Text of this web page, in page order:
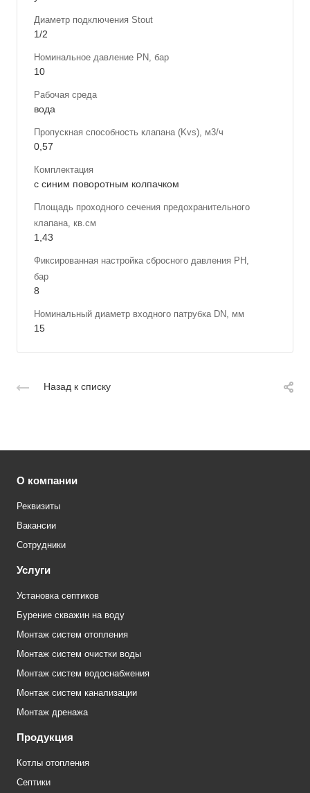
Диаметр подключения Stout
1/2
Номинальное давление PN, бар
10
Рабочая среда
вода
Пропускная способность клапана (Kvs), м3/ч
0,57
Комплектация
с синим поворотным колпачком
Площадь проходного сечения предохранительного
клапана, кв.см
1,43
Фиксированная настройка сбросного давления РН,
бар
8
Номинальный диаметр входного патрубка DN, мм
15
Назад к списку
О компании
Реквизиты
Вакансии
Сотрудники
Услуги
Установка септиков
Бурение скважин на воду
Монтаж систем отопления
Монтаж систем очистки воды
Монтаж систем водоснабжения
Монтаж систем канализации
Монтаж дренажа
Продукция
Котлы отопления
Септики